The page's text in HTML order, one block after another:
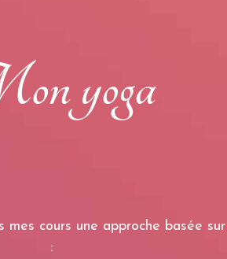
yoga
mes cours une approche basée sur
: